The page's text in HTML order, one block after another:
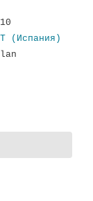
(Испания)